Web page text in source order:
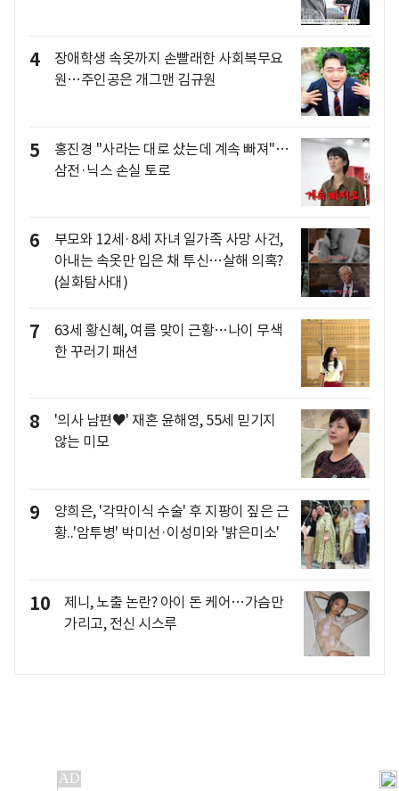
4
장애학생 속옷까지 손빨래한 사회복무요
원…주인공은 개그맨 김규원
5
홍진경 "사라는 대로 샀는데 계속 빠져"…
삼전·닉스 손실 토로
6
부모와 12세·8세 자녀 일가족 사망 사건,
아내는 속옷만 입은 채 투신…살해 의혹?
(실화탐사대)
7
63세 황신혜, 여름 맞이 근황…나이 무색
한 꾸러기 패션
8
'의사 남편♥' 재혼 윤해영, 55세 믿기지
않는 미모
9
양희은, '각막이식 수술' 후 지팡이 짚은 근
황..'암투병' 박미선·이성미와 '밝은미소'
10
제니, 노출 논란? 아이 돈 케어…가슴만
가리고, 전신 시스루